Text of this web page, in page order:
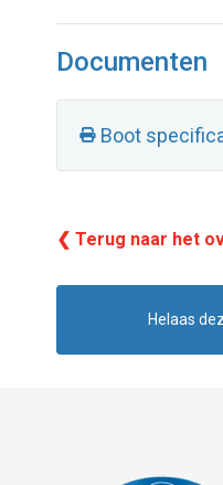
Documenten
Boot
❮ Terug naar het
Helaas